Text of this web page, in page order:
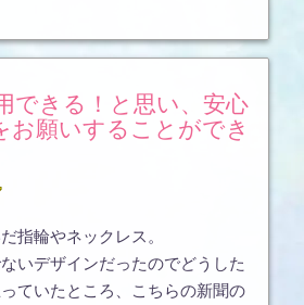
お願いすることができ
指輪やネックレス。
いデザインだったのでどうした
ていたところ、こちらの新聞の